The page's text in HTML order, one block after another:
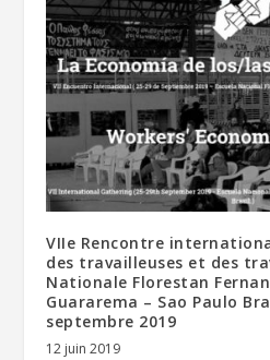
VIIe Rencontre
des travailleuses et des
Nationale Florestan
Guararema – Sao Paulo
septembre 2019
12 juin 2019